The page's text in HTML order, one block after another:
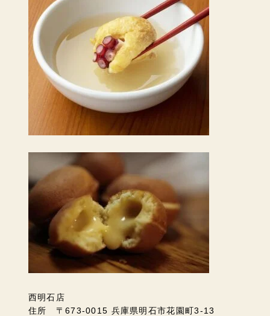
西明石店
住所 〒673-0015 兵庫県明石市花園町3-13